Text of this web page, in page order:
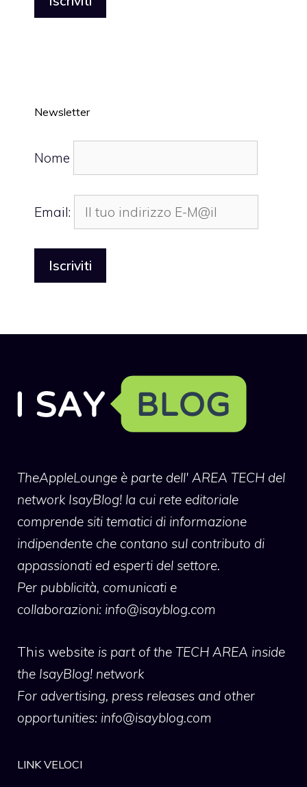
Newsletter
Nome
Email:
TheAppleLounge è parte dell' AREA TECH del
network IsayBlog! la cui rete editoriale
comprende siti tematici di informazione
indipendente che contano sul contributo di
appassionati ed esperti del settore.
Per pubblicità, comunicati e
collaborazioni: info@isayblog.com
This website is part of the TECH AREA inside
the IsayBlog! network
For advertising, press releases and other
opportunities: info@isayblog.com
LINK VELOCI